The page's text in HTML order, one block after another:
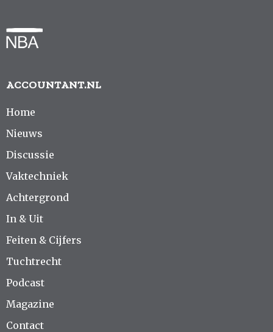
ACCOUNTANT.NL
Home
Nieuws
Discussie
Vaktechniek
Achtergrond
In & Uit
Feiten & Cijfers
Tuchtrecht
Podcast
Magazine
Contact